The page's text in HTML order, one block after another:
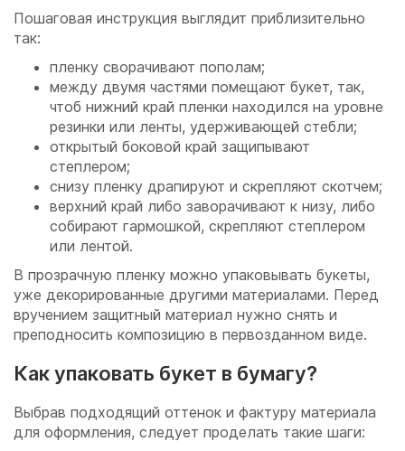
Пошаговая инструкция выглядит приблизительно
так:
пленку сворачивают пополам;
между двумя частями помещают букет, так,
чтоб нижний край пленки находился на уровне
резинки или ленты, удерживающей стебли;
открытый боковой край защипывают
степлером;
снизу пленку драпируют и скрепляют скотчем;
верхний край либо заворачивают к низу, либо
собирают гармошкой, скрепляют степлером
или лентой.
В прозрачную пленку можно упаковывать букеты,
уже декорированные другими материалами. Перед
вручением защитный материал нужно снять и
преподносить композицию в первозданном виде.
Как упаковать букет в бумагу?
Выбрав подходящий оттенок и фактуру материала
для оформления, следует проделать такие шаги: